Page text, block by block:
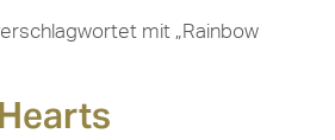
mit „Rainbow